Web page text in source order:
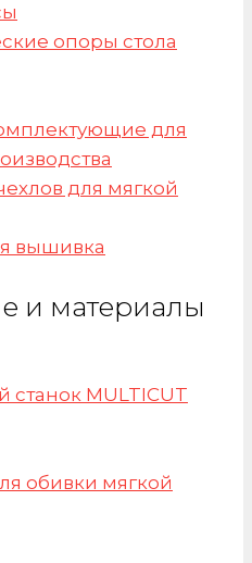
опоры стола
для
для мягкой
вышивка
и материалы
MULTICUT
обивки мягкой